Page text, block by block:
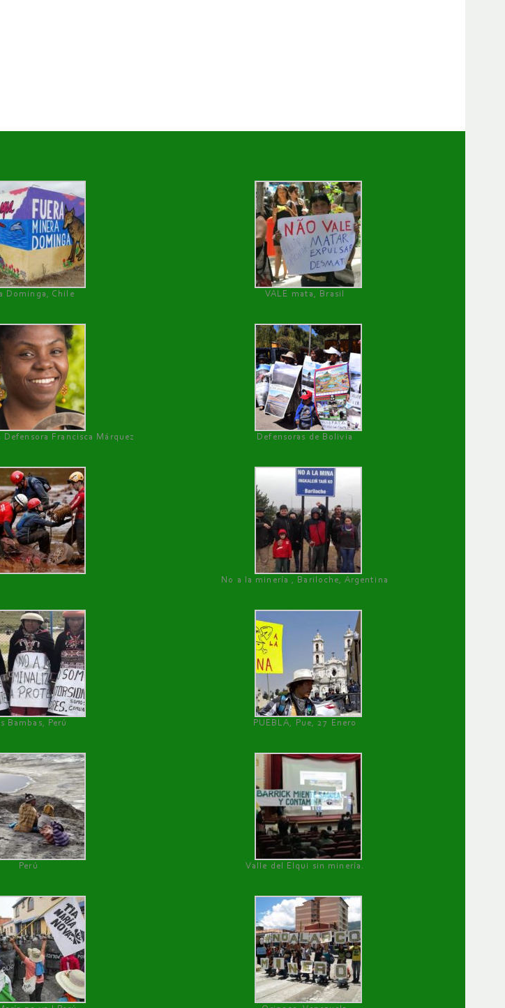
Dominga, Chile
VALE mata, Brasil
Francisca Márquez Defensoras de Bolivia
No a la minería , Bariloche, Argentina
Bambas, Perú PUEBLA, Pue, 27 Enero
Perú Valle del Elqui sin minería.